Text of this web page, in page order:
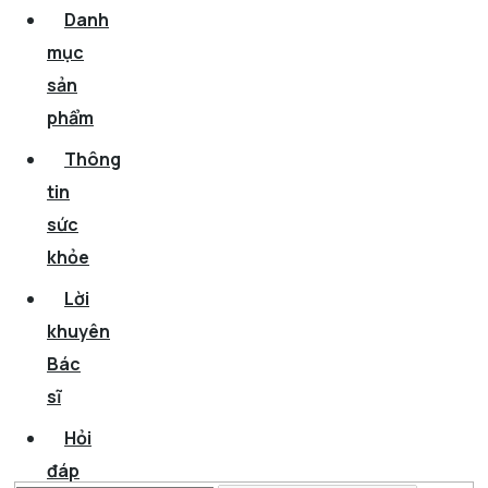
Danh
mục
sản
phẩm
Thông
tin
sức
khỏe
Lời
khuyên
Bác
sĩ
Hỏi
đáp